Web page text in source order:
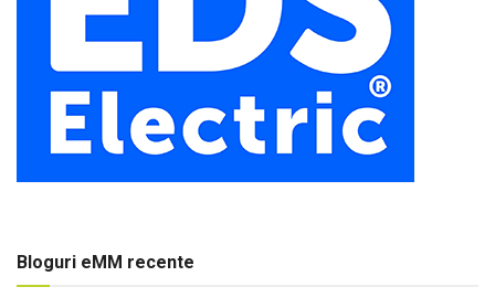
Bloguri eMM recente